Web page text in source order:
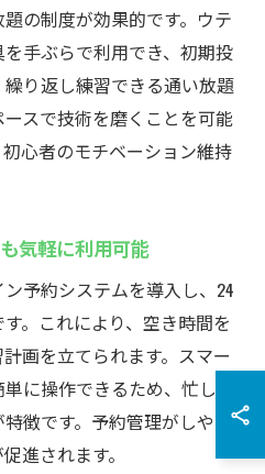
の制度が効果的です。ウテ
手ぶらで利用でき、初期投
り返し練習できる通い放題
スで技術を磨くことを可能
心者のモチベーション維持
気軽に利用可能
予約システムを導入し、24
。これにより、空き時間を
画を立てられます。スマー
に操作できるため、忙しい
徴です。予約管理がしやす
進されます。